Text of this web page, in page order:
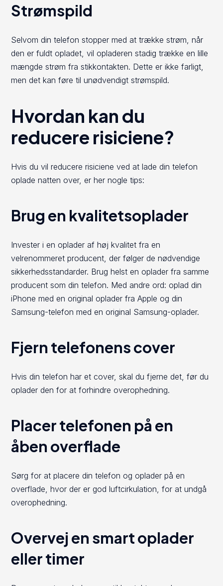
Strømspild
Selvom din telefon stopper med at trække strøm, når
den er fuldt opladet, vil opladeren stadig trække en lille
mængde strøm fra stikkontakten. Dette er ikke farligt,
men det kan føre til unødvendigt strømspild.
Hvordan kan du
reducere risiciene?
Hvis du vil reducere risiciene ved at lade din telefon
oplade natten over, er her nogle tips:
Brug en kvalitetsoplader
Invester i en oplader af høj kvalitet fra en
velrenommeret producent, der følger de nødvendige
sikkerhedsstandarder. Brug helst en oplader fra samme
producent som din telefon. Med andre ord: oplad din
iPhone med en original oplader fra Apple og din
Samsung-telefon med en original Samsung-oplader.
Fjern telefonens cover
Hvis din telefon har et cover, skal du fjerne det, før du
oplader den for at forhindre overophedning.
Placer telefonen på en
åben overflade
Sørg for at placere din telefon og oplader på en
overflade, hvor der er god luftcirkulation, for at undgå
overophedning.
Overvej en smart oplader
eller timer